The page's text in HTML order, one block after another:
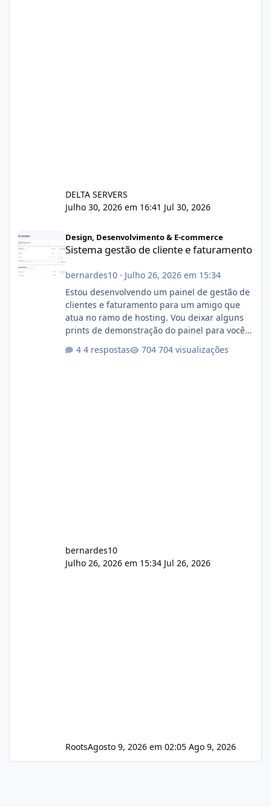
DELTA SERVERS
Julho 30, 2026 em 16:41 Jul 30, 2026
Design, Desenvolvimento & E-commerce
Sistema gestão de cliente e faturamento
bernardes10· Julho 26, 2026 em 15:34
Estou desenvolvendo um painel de gestão de
clientes e faturamento para um amigo que
atua no ramo de hosting. Vou deixar alguns
prints de demonstração do painel para vocês
com cerca de 80% concluído e conta com
4 respostas 704 visualizações
bernardes10
Julho 26, 2026 em 15:34 Jul 26, 2026
RootsAgosto 9, 2026 em 02:05 Ago 9, 2026